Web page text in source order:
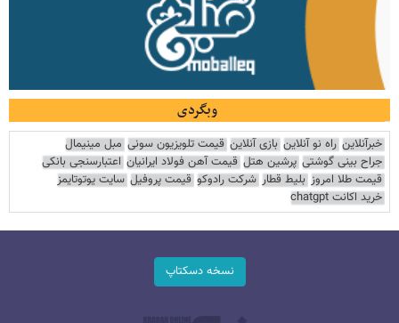
وبگردی
خبرآنلاین راه نو آنلاین بازی آنلاین قیمت تلویزیون سونی مبل مینیمال
جراح بینی گوشتی پرشین هتل قیمت آهن فولاد ایرانیان اعتبارسنجی بانکی
قیمت طلا امروز بلیط قطار شرکت رادوکو قیمت پروفیل سایت یوتوتایمز
خرید اکانت chatgpt
نسخه دسکتاپ